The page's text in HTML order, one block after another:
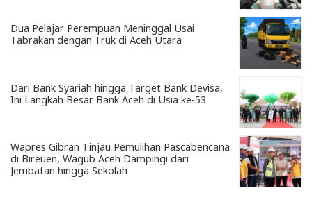
Dua Pelajar Perempuan Meninggal Usai
Tabrakan dengan Truk di Aceh Utara
Dari Bank Syariah hingga Target Bank Devisa,
Ini Langkah Besar Bank Aceh di Usia ke-53
Wapres Gibran Tinjau Pemulihan Pascabencana
di Bireuen, Wagub Aceh Dampingi dari
Jembatan hingga Sekolah